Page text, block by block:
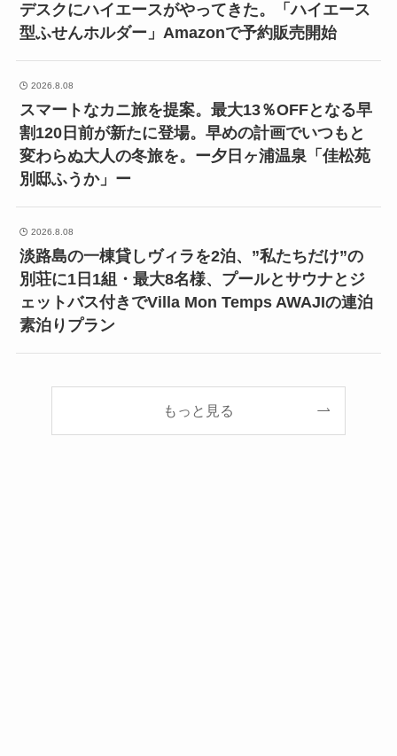
デスクにハイエースがやってきた。「ハイエース
型ふせんホルダー」Amazonで予約販売開始
2026.8.08
スマートなカニ旅を提案。最大13％OFFとなる早
割120日前が新たに登場。早めの計画でいつもと
変わらぬ大人の冬旅を。ー夕日ヶ浦温泉「佳松苑
別邸ふうか」ー
2026.8.08
淡路島の一棟貸しヴィラを2泊、”私たちだけ”の
別荘に1日1組・最大8名様、プールとサウナとジ
ェットバス付きでVilla Mon Temps AWAJIの連泊
素泊りプラン
もっと見る